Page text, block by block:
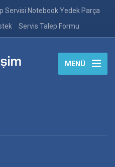
Servisi Notebook Yedek Parça
Servis Talep Formu
MENÜ